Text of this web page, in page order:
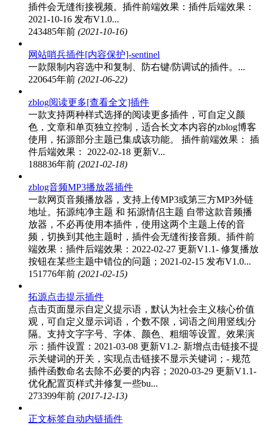
插件会无缝衔接视频。插件前端效果：插件后端效果：
2021-10-16 发布V1.0...
243485年前 (2021-10-16)
网站哨兵插件[内容保护]-sentinel
一款限制内容选中和复制、防右键/防调试的插件。...
220645年前 (2021-06-22)
zblog阅读更多[查看全文]插件
一款支持两种样式选择的阅读更多插件，可自定义颜
色，文章和单页独立控制，适合长文本内容的zblog博客
使用，拓源部分主题已集成该功能。 插件前端效果： 插
件后端效果： 2022-02-18 更新V...
188836年前 (2021-02-18)
zblog音频MP3播放器插件
一款网页音频播放器，支持上传MP3或第三方MP3外链
地址。拓源纯净主题 和 拓源情侣主题 自带这款音频播
放器，不必再使用本插件，使用这两个主题上传的音
频，切换到其他主题时，插件会无缝衔接音频。插件前
端效果：插件后端效果：2022-02-27 更新V1.1- 修复播放
按钮在某些主题中错位的问题；2021-02-15 发布V1.0...
151776年前 (2021-02-15)
拓源点击提示插件
点击页面显示自定义提示语，默认为社会主义核心价值
观，可自定义显示词语，个数不限，词语之间用竖线|分
隔。支持文字字号、字体、颜色、粗细等设置。效果演
示：插件设置：2021-03-08 更新V1.2- 新增点击链接不提
示关键词的开关，实现点击链接不显示关键词；- 规范
插件函数命名去除不必要的内容；2020-03-29 更新V1.1-
优化配置页样式并修复一些bu...
273399年前 (2017-12-13)
正文标签自动内链插件